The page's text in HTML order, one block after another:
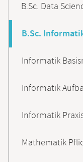
B.Sc. Data
B.Sc.
Informatik
Informatik
Informatik
Mathematik